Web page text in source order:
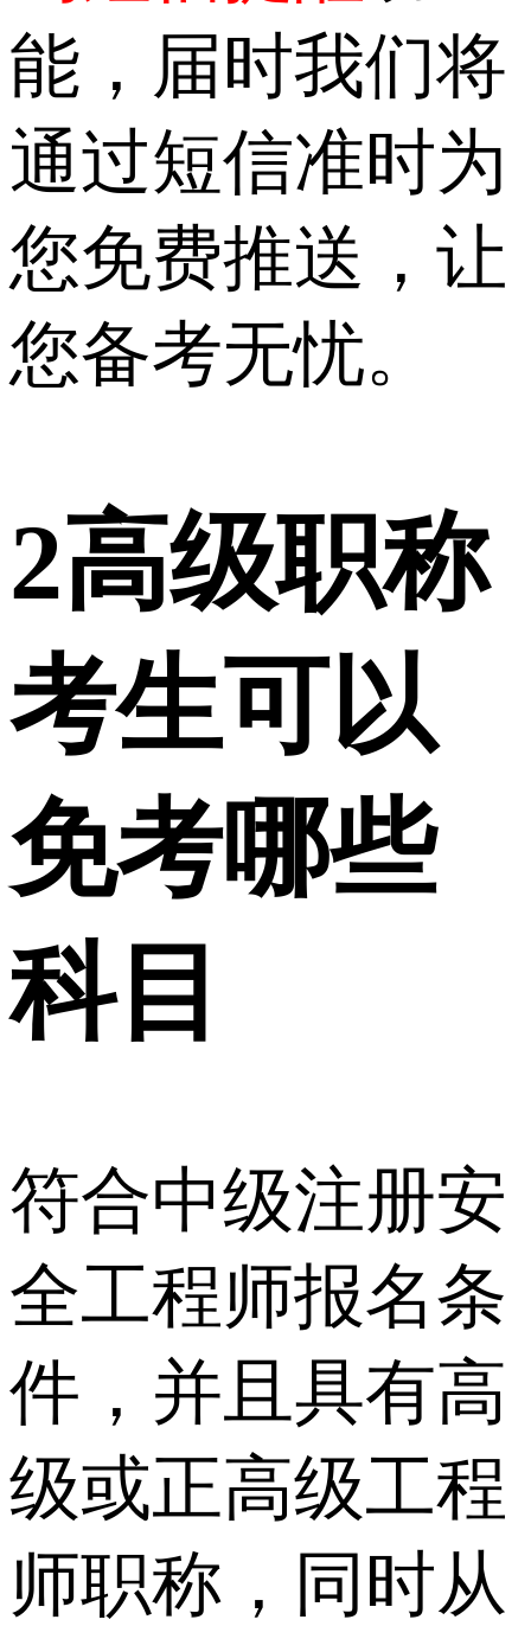
能，届时我们将
通过短信准时为
您免费推送，让
您备考无忧。
2高级职称
考生可以
免考哪些
科目
符合中级注册安
全工程师报名条
件，并且具有高
级或正高级工程
师职称，同时从